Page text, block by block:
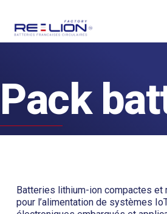
Pack
Batteries lithium-ion compactes et
pour l’alimentation de systèmes